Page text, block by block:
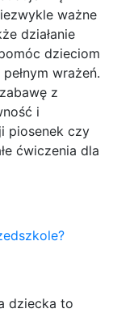
ważne
działanie
dzieciom
wrażeń.
z
i
piosenek czy
ćwiczenia dla
dziecka to